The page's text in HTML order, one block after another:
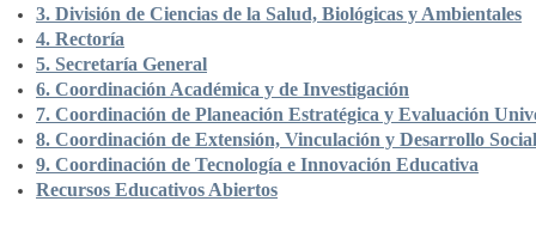
3. División de Ciencias de la Salud, Biológicas y Ambientales
4. Rectoría
5. Secretaría General
6. Coordinación Académica y de Investigación
7. Coordinación de Planeación Estratégica y Evaluación
8. Coordinación de Extensión, Vinculación y Desarrollo Social
9. Coordinación de Tecnología e Innovación Educativa
Recursos Educativos Abiertos